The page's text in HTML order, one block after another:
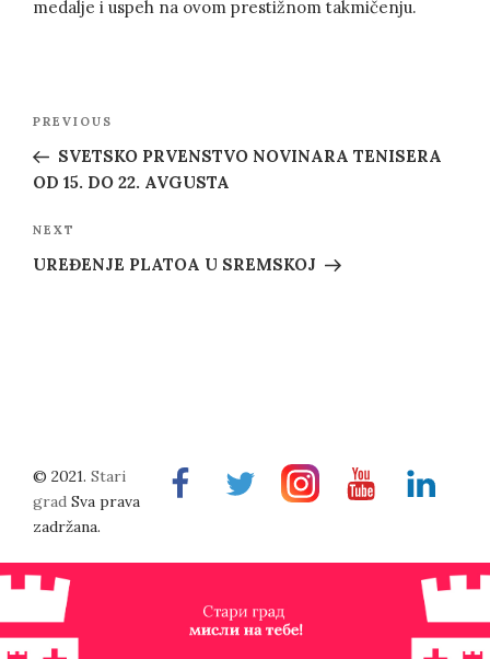
medalje i uspeh na ovom prestižnom takmičenju.
Previous
Post
PREVIOUS
SVETSKO PRVENSTVO NOVINARA TENISERA
OD 15. DO 22. AVGUSTA
Next
Post
NEXT
UREĐENJE PLATOA U SREMSKOJ
FacebookTwitterInstragramYoutubeLinkedin
© 2021. Stari
grad Sva prava
zadržana.